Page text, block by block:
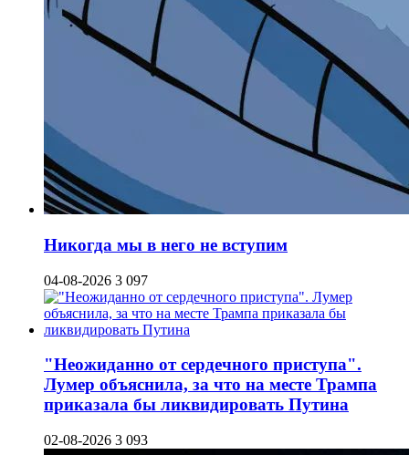
Никогда мы в него не вступим
04-08-2026 3 097
"Неожиданно от сердечного приступа".
Лумер объяснила, за что на месте Трампа
приказала бы ликвидировать Путина
02-08-2026 3 093